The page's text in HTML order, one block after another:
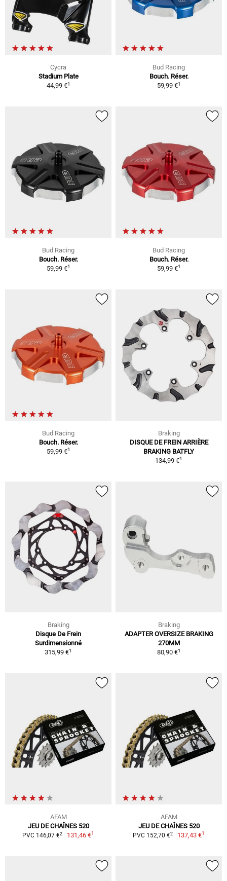
Cycra
Stadium Plate
44,99 €1
Bud Racing
Bouch. Réser.
59,99 €1
Bud Racing
Bouch. Réser.
59,99 €1
Bud Racing
Bouch. Réser.
59,99 €1
Bud Racing
Bouch. Réser.
59,99 €1
Braking
DISQUE DE FREIN ARRIÈRE
BRAKING BATFLY
134,99 €1
Braking
Disque De Frein
Surdimensionné
315,99 €1
Braking
ADAPTER OVERSIZE BRAKING
270MM
80,90 €1
AFAM
JEU DE CHAÎNES 520
PVC 146,07 €2 131,46 €1
AFAM
JEU DE CHAÎNES 520
PVC 152,70 €2 137,43 €1